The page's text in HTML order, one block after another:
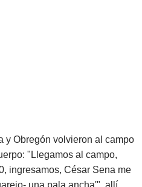
y Obregón volvieron al campo
"Llegamos al campo,
ingresamos, César Sena me
una pala ancha'", allí